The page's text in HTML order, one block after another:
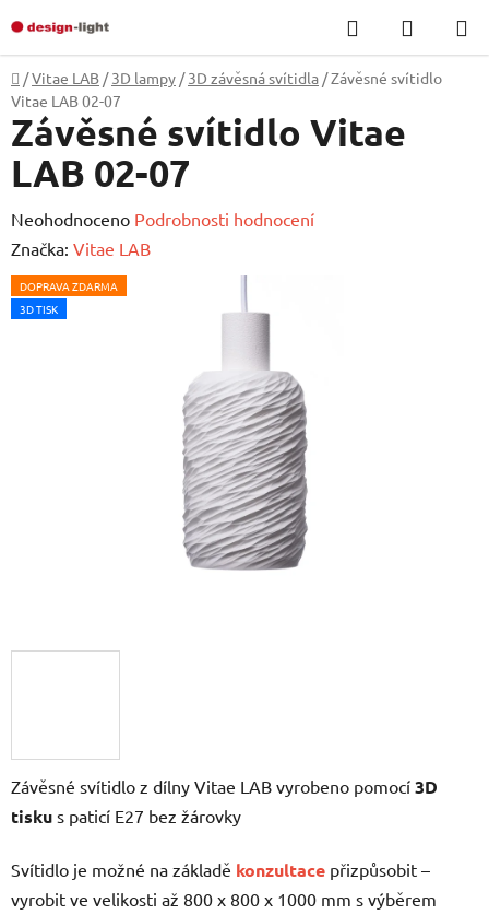
na
obsah
Hledat
KOŠÍK
Domů
/Vitae LAB / 3D lampy / 3D závěsná svítidla /Závěsné svítidlo
Vitae LAB 02-07
Závěsné svítidlo z dílny Vitae LAB vyrobeno pomocí 3D
tisku s paticí E27 bez žárovky
Svítidlo je možné na základě konzultace přizpůsobit –
vyrobit ve velikosti až 800 x 800 x 1000 mm s výběrem
Závěsné svítidlo Vitae
LAB 02-07
Průměrné
hodnocení
produktu
je
Neohodnoceno Podrobnosti hodnocení
Značka: Vitae LAB
DOPRAVA ZDARMA
3D TISK